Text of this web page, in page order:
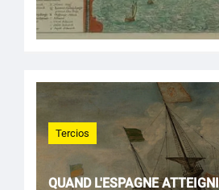
Tercios
QUAND L'ESPAGNE